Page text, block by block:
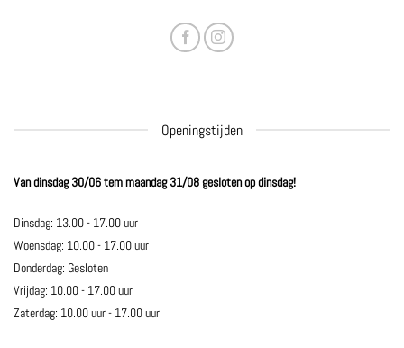
Openingstijden
Van dinsdag 30/06 tem maandag 31/08 gesloten op dinsdag!
Dinsdag: 13.00 - 17.00 uur
Woensdag: 10.00 - 17.00 uur
Donderdag: Gesloten
Vrijdag: 10.00 - 17.00 uur
Zaterdag: 10.00 uur - 17.00 uur